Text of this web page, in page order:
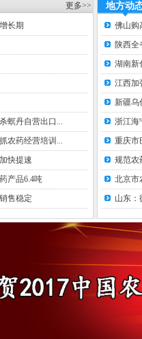
更多>>
长期
螟丹自营出口...
农药经营培训...
快提速
产品6.4吨
售稳定
地方动
佛山购
陕西全
湖南新
江西加
新疆乌
浙江海
重庆市
规范农
北京市
山东：